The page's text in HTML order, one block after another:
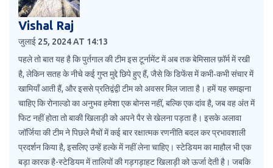
Vishal Raj
जुलाई 25, 2024 AT 14:13
पहले तो बात यह है कि पुर्तगाल की टीम इस टूर्नामेंट में अब तक बेमिसाल फ़ॉर्म में रखी
है, लेकिन सतह के नीचे कई गुप्त मुद्दे छिपे हुए हैं, जैसे कि डिफेंस में कभी‑कभी संचार में
खामियाँ आती हैं, और इससे प्रतिद्वंद्वी टीम को अवसर मिल जाता है। हमें यह समझना
चाहिए कि रोनाल्डो का अनुभव हमेशा एक बोनस नहीं, बल्कि एक दांव है, जब वह अंत में
फिट नहीं होता तो बाकी खिलाड़ी को अपने पैर से खेलना पड़ता है। इसके अलावा
जॉर्जिया की टीम ने पिछले मैचों में कई बार रक्षात्मक रणनीति बदल कर प्रभावशाली
प्रदर्शन किया है, इसलिए उन्हें हल्के में नहीं लेना चाहिए। स्टेडियम का माहौल भी एक
बड़ा कारक है-स्टेडियम में तालियों की गड़गड़ाहट खिलाड़ी को ऊर्जा देती है। जबकि